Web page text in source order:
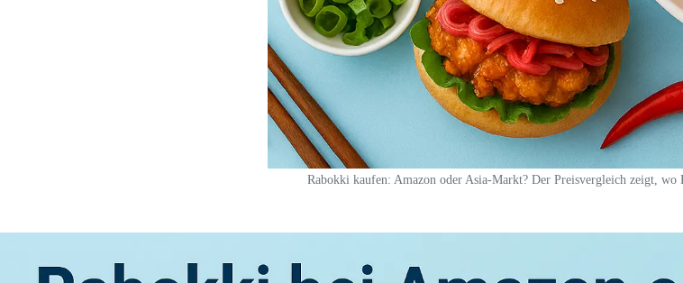
Rabokki kaufen: Amazon oder Asia-Markt? Der Preisvergleich zeigt, wo